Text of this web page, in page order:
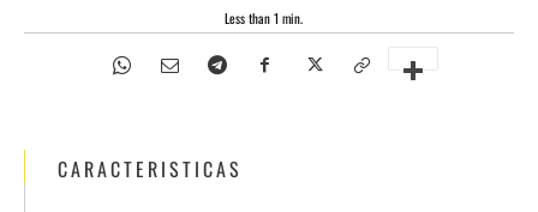
Less than 1 min.
CARACTERISTICAS